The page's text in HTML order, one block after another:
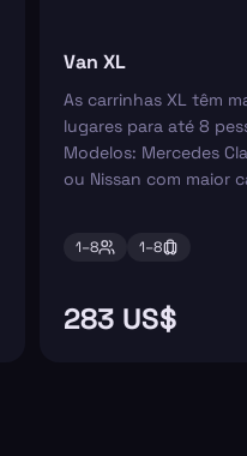
Van XL
As carrinhas XL têm
lugares para até 8
Modelos: Mercedes
ou Nissan com maior
1–8 1–8
283 US$